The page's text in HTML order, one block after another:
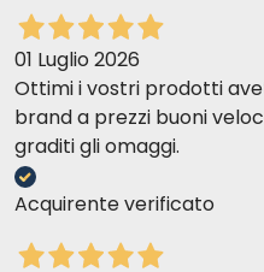
01 Luglio 2026
Ottimi i vostri prodotti
brand a prezzi buoni
graditi gli omaggi.
Acquirente verificato